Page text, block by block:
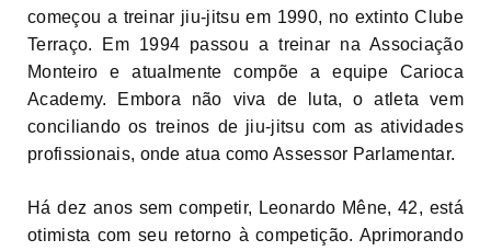
começou a treinar jiu-jitsu em 1990, no extinto Clube
Terraço. Em 1994 passou a treinar na Associação
Monteiro e atualmente compõe a equipe Carioca
Academy. Embora não viva de luta, o atleta vem
conciliando os treinos de jiu-jitsu com as atividades
profissionais, onde atua como Assessor Parlamentar.
Há dez anos sem competir, Leonardo Mêne, 42, está
otimista com seu retorno à competição. Aprimorando